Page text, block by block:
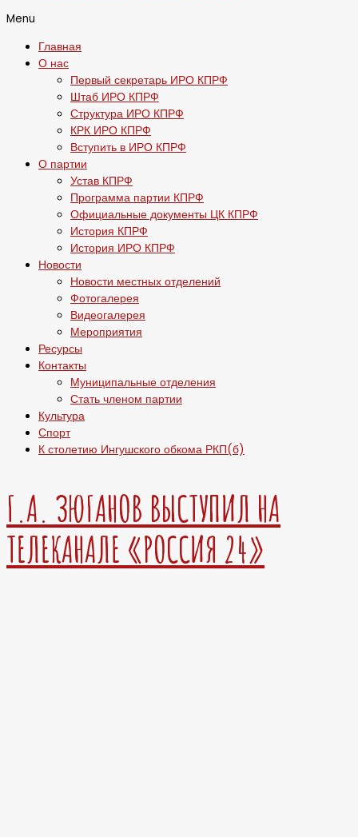
Menu
Главная
О нас
Первый секретарь ИРО КПРФ
Штаб ИРО КПРФ
Структура ИРО КПРФ
КРК ИРО КПРФ
Вступить в ИРО КПРФ
О партии
Устав КПРФ
Программа партии КПРФ
Официальные документы ЦК КПРФ
История КПРФ
История ИРО КПРФ
Новости
Новости местных отделений
Фотогалерея
Видеогалерея
Мероприятия
Ресурсы
Контакты
Муниципальные отделения
Стать членом партии
Культура
Спорт
К столетию Ингушского обкома РКП(б)
Г.А. ЗЮГАНОВ ВЫСТУПИЛ НА
ТЕЛЕКАНАЛЕ «РОССИЯ 24»